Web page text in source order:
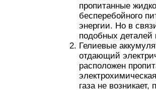
пропитанные
бесперебойного
энергии. Но в
подобных деталей
Гелиевые
отдающий
расположен
газа не